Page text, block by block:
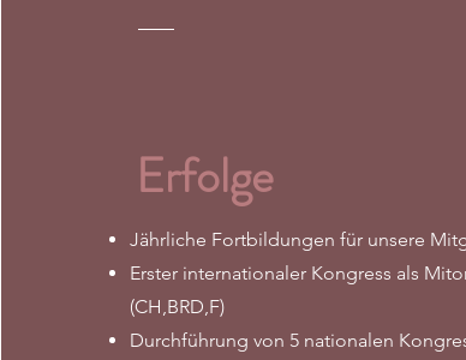
Erfolge
Jährliche Fortbildungen für unsere
Erster internationaler Kongress als
(CH,BRD,F)
Durchführung von 5 nationalen